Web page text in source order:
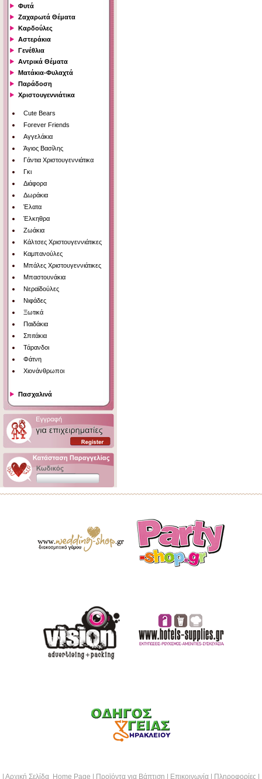
Φυτά
Ζαχαρωτά Θέματα
Καρδούλες
Αστεράκια
Γενέθλια
Αντρικά Θέματα
Ματάκια-Φυλαχτά
Παράδοση
Χριστουγεννιάτικα
Cute Bears
Forever Friends
Αγγελάκια
Άγιος Βασίλης
Γάντια Χριστουγεννιάτικα
Γκι
Διάφορα
Δωράκια
Έλατα
Έλκηθρα
Ζωάκια
Κάλτσες Χριστουγεννιάτικες
Καμπανούλες
Μπάλες Χριστουγεννιάτικες
Μπαστουνάκια
Νεραϊδούλες
Νιφάδες
Ξωτικά
Παιδάκια
Σπιτάκια
Τάρανδοι
Φάτνη
Χιονάνθρωποι
Πασχαλινά
Αρχική Σελίδα Home Page Προϊόντα για Βάπτιση Επικοινωνία Πληροφορίες